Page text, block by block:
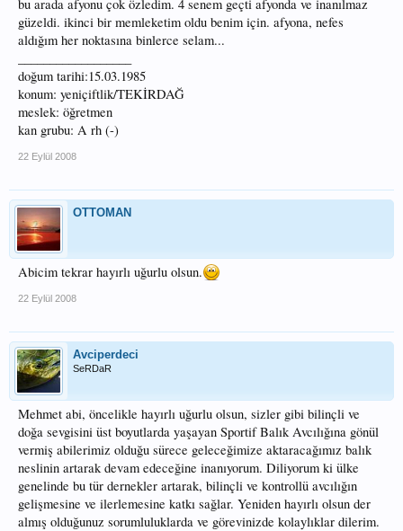
bu arada afyonu çok özledim. 4 senem geçti afyonda ve inanılmaz
güzeldi. ikinci bir memleketim oldu benim için. afyona, nefes
aldığım her noktasına binlerce selam...
doğum tarihi:15.03.1985
konum: yeniçiftlik/TEKİRDAĞ
meslek: öğretmen
kan grubu: A rh (-)
22 Eylül 2008
OTTOMAN
Abicim tekrar hayırlı uğurlu olsun.
22 Eylül 2008
Avciperdeci
SeRDaR
Mehmet abi, öncelikle hayırlı uğurlu olsun, sizler gibi bilinçli ve
doğa sevgisini üst boyutlarda yaşayan Sportif Balık Avcılığına gönül
vermiş abilerimiz olduğu sürece geleceğimize aktaracağımız balık
neslinin artarak devam edeceğine inanıyorum. Diliyorum ki ülke
genelinde bu tür dernekler artarak, bilinçli ve kontrollü avcılığın
gelişmesine ve ilerlemesine katkı sağlar. Yeniden hayırlı olsun der
almış olduğunuz sorumluluklarda ve görevinizde kolaylıklar dilerim.